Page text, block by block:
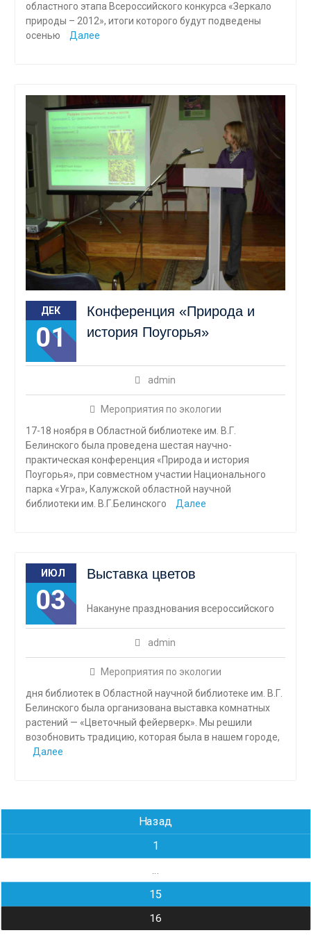
областного этапа Всероссийского конкурса «Зеркало
природы – 2012», итоги которого будут подведены
осенью
Далее
ДЕК
01
Конференция «Природа и
история Поугорья»
admin
Мероприятия по экологии
17-18 ноября в Областной библиотеке им. В.Г.
Белинского была проведена шестая научно-
практическая конференция «Природа и история
Поугорья», при совместном участии Национального
парка «Угра», Калужской областной научной
библиотеки им. В.Г.Белинского
Далее
ИЮЛ
03
Выставка цветов
admin
Мероприятия по экологии
Накануне празднования всероссийского
дня библиотек в Областной научной библиотеке им. В.Г.
Белинского была организована выставка комнатных
растений — «Цветочный фейерверк». Мы решили
возобновить традицию, которая была в нашем городе,
Далее
Навигация
по
записям
Назад
1
15
16